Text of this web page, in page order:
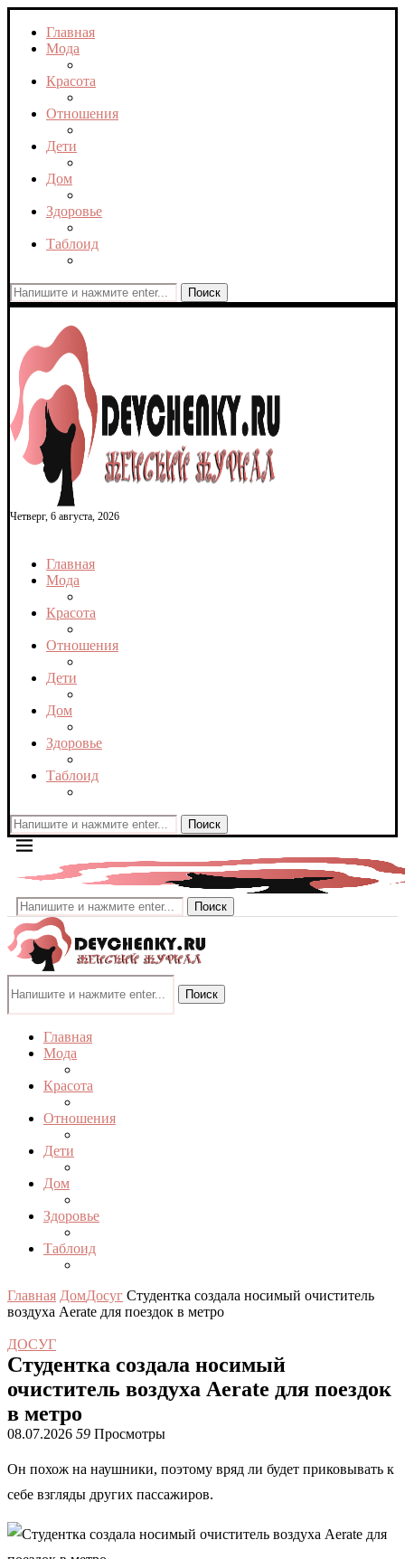
Главная
Мода
Красота
Отношения
Дети
Дом
Здоровье
Таблоид
Поиск
Четверг, 6 августа, 2026
Главная
Мода
Красота
Отношения
Дети
Дом
Здоровье
Таблоид
Поиск
Поиск
Поиск
Главная
Мода
Красота
Отношения
Дети
Дом
Здоровье
Таблоид
Главная ДомДосуг Студентка создала носимый очиститель
воздуха Aerate для поездок в метро
ДОСУГ
Студентка создала носимый
очиститель воздуха Aerate для поездок
в метро
08.07.2026 59 Просмотры
Он похож на наушники, поэтому вряд ли будет приковывать к
себе взгляды других пассажиров.